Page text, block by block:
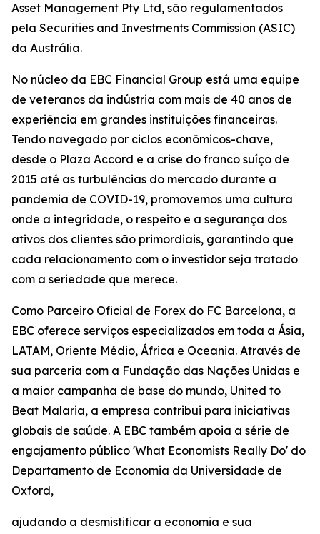
Asset Management Pty Ltd, são regulamentados
pela Securities and Investments Commission (ASIC)
da Austrália.
No núcleo da EBC Financial Group está uma equipe
de veteranos da indústria com mais de 40 anos de
experiência em grandes instituições financeiras.
Tendo navegado por ciclos econômicos-chave,
desde o Plaza Accord e a crise do franco suíço de
2015 até as turbulências do mercado durante a
pandemia de COVID-19, promovemos uma cultura
onde a integridade, o respeito e a segurança dos
ativos dos clientes são primordiais, garantindo que
cada relacionamento com o investidor seja tratado
com a seriedade que merece.
Como Parceiro Oficial de Forex do FC Barcelona, a
EBC oferece serviços especializados em toda a Ásia,
LATAM, Oriente Médio, África e Oceania. Através de
sua parceria com a Fundação das Nações Unidas e
a maior campanha de base do mundo, United to
Beat Malaria, a empresa contribui para iniciativas
globais de saúde. A EBC também apoia a série de
engajamento público 'What Economists Really Do' do
Departamento de Economia da Universidade de
Oxford,
ajudando a desmistificar a economia e sua